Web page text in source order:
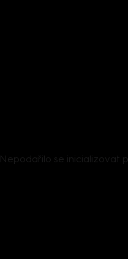
Nepodařilo se inicializovat